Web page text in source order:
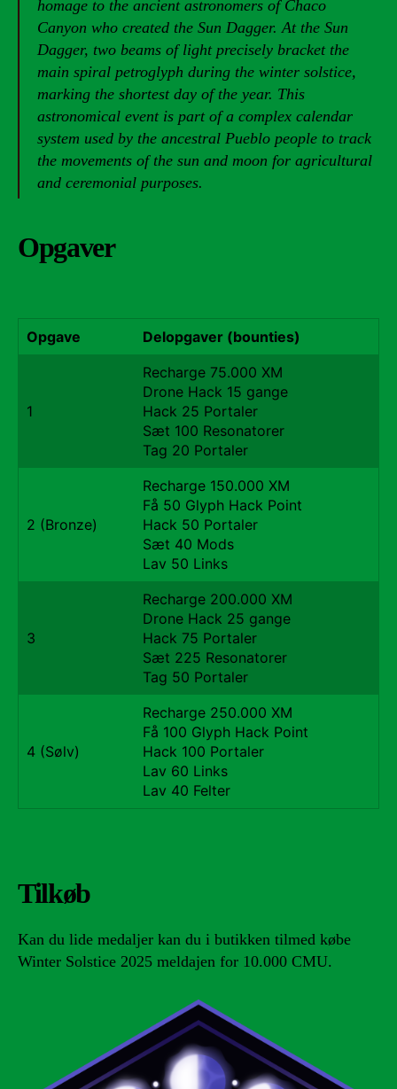
homage to the ancient astronomers of Chaco
Canyon who created the Sun Dagger. At the Sun
Dagger, two beams of light precisely bracket the
main spiral petroglyph during the winter solstice,
marking the shortest day of the year. This
astronomical event is part of a complex calendar
system used by the ancestral Pueblo people to track
the movements of the sun and moon for agricultural
and ceremonial purposes.
Opgaver
Opgave Delopgaver (bounties)
1
Recharge 75.000 XM
Drone Hack 15 gange
Hack 25 Portaler
Sæt 100 Resonatorer
Tag 20 Portaler
2 (Bronze)
Recharge 150.000 XM
Få 50 Glyph Hack Point
Hack 50 Portaler
Sæt 40 Mods
Lav 50 Links
3
Recharge 200.000 XM
Drone Hack 25 gange
Hack 75 Portaler
Sæt 225 Resonatorer
Tag 50 Portaler
4 (Sølv)
Recharge 250.000 XM
Få 100 Glyph Hack Point
Hack 100 Portaler
Lav 60 Links
Lav 40 Felter
Tilkøb
Kan du lide medaljer kan du i butikken tilmed købe
Winter Solstice 2025 meldajen for 10.000 CMU.